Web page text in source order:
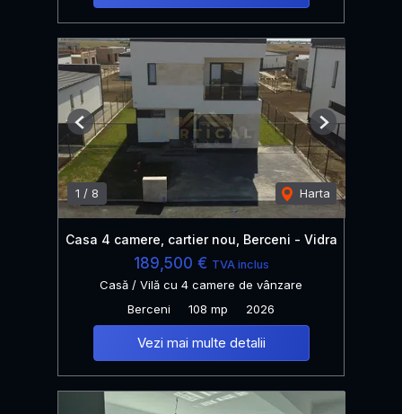
1 / 8 Harta
Previous Next
Casa 4 camere, cartier nou, Berceni - Vidra
189,500 € TVA inclus
Casă / Vilă cu 4 camere de vânzare
Berceni
108 mp 2026
Vezi mai multe detalii